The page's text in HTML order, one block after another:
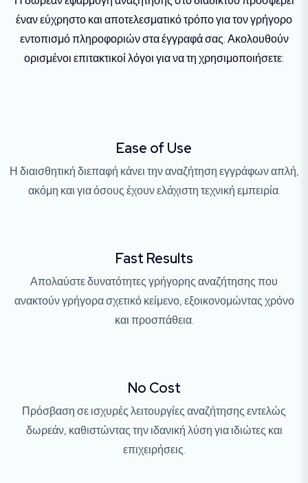
έναν εύχρηστο και αποτελεσματικό τρόπο για τον γρήγορο
εντοπισμό πληροφοριών στα έγγραφά σας. Ακολουθούν
ορισμένοι επιτακτικοί λόγοι για να τη χρησιμοποιήσετε:
Ease of Use
Η διαισθητική διεπαφή κάνει την αναζήτηση εγγράφων απλή,
ακόμη και για όσους έχουν ελάχιστη τεχνική εμπειρία.
Fast Results
Απολαύστε δυνατότητες γρήγορης αναζήτησης που
ανακτούν γρήγορα σχετικό κείμενο, εξοικονομώντας χρόνο
και προσπάθεια.
No Cost
Πρόσβαση σε ισχυρές λειτουργίες αναζήτησης εντελώς
δωρεάν, καθιστώντας την ιδανική λύση για ιδιώτες και
επιχειρήσεις.